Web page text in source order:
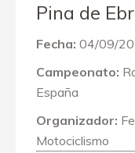
Pina de
Fecha: 04/09/
Campeonato:
España
Organizador:
Motociclismo